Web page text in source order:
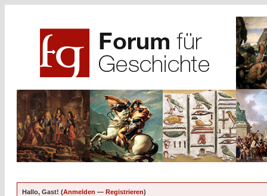
Hallo, Gast! (Anmelden — Registrieren)